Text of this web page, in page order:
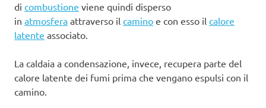
di combustione viene quindi disperso
in atmosfera attraverso il camino e con esso il calore
latente associato.
La caldaia a condensazione, invece, recupera parte del
calore latente dei fumi prima che vengano espulsi con il
camino.